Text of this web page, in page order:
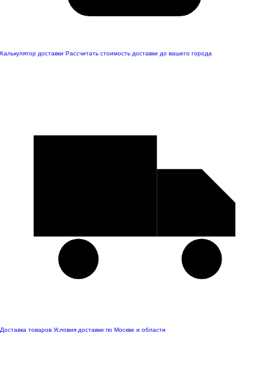
Калькулятор доставки Рассчитать стоимость доставки до вашего города
Доставка товаров Условия доставки по Москве и области